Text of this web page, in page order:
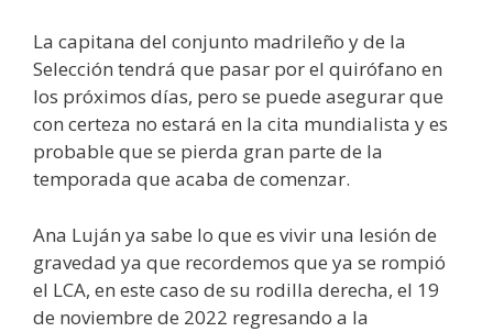
La capitana del conjunto madrileño y de la
Selección tendrá que pasar por el quirófano en
los próximos días, pero se puede asegurar que
con certeza no estará en la cita mundialista y es
probable que se pierda gran parte de la
temporada que acaba de comenzar.
Ana Luján ya sabe lo que es vivir una lesión de
gravedad ya que recordemos que ya se rompió
el LCA, en este caso de su rodilla derecha, el 19
de noviembre de 2022 regresando a la